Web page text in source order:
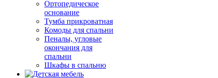
Ортопедическое
основание
Тумба прикроватная
Комоды для спальни
Пеналы, угловые
окончания для
спальни
Шкафы в спальню